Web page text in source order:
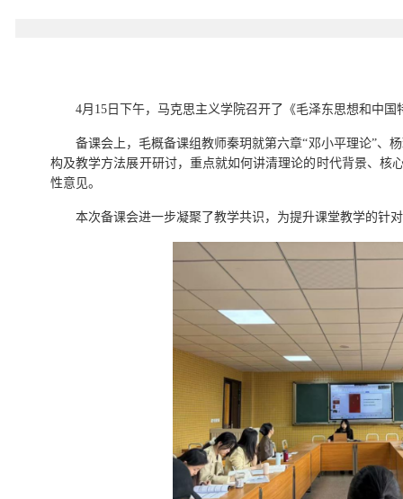
4月 15 日下午，马克思主义学院召开了《毛泽东思想和中
备课会上， 毛概备课组教师秦玥就第六章“邓小平理论”、
构及教学方法展开研讨，重点就如何讲清理论的时代背景、核
性意见。
本次备课会进一步凝聚了教学共识，为提升课堂教学的针